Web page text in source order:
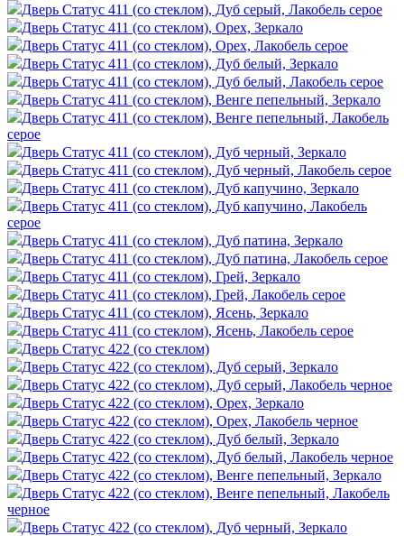
Дверь Статус 411 (со стеклом), Дуб серый, Лакобель серое
Дверь Статус 411 (со стеклом), Орех, Зеркало
Дверь Статус 411 (со стеклом), Орех, Лакобель серое
Дверь Статус 411 (со стеклом), Дуб белый, Зеркало
Дверь Статус 411 (со стеклом), Дуб белый, Лакобель серое
Дверь Статус 411 (со стеклом), Венге пепельный, Зеркало
Дверь Статус 411 (со стеклом), Венге пепельный, Лакобель
серое
Дверь Статус 411 (со стеклом), Дуб черный, Зеркало
Дверь Статус 411 (со стеклом), Дуб черный, Лакобель серое
Дверь Статус 411 (со стеклом), Дуб капучино, Зеркало
Дверь Статус 411 (со стеклом), Дуб капучино, Лакобель
серое
Дверь Статус 411 (со стеклом), Дуб патина, Зеркало
Дверь Статус 411 (со стеклом), Дуб патина, Лакобель серое
Дверь Статус 411 (со стеклом), Грей, Зеркало
Дверь Статус 411 (со стеклом), Грей, Лакобель серое
Дверь Статус 411 (со стеклом), Ясень, Зеркало
Дверь Статус 411 (со стеклом), Ясень, Лакобель серое
Дверь Статус 422 (со стеклом)
Дверь Статус 422 (со стеклом), Дуб серый, Зеркало
Дверь Статус 422 (со стеклом), Дуб серый, Лакобель черное
Дверь Статус 422 (со стеклом), Орех, Зеркало
Дверь Статус 422 (со стеклом), Орех, Лакобель черное
Дверь Статус 422 (со стеклом), Дуб белый, Зеркало
Дверь Статус 422 (со стеклом), Дуб белый, Лакобель черное
Дверь Статус 422 (со стеклом), Венге пепельный, Зеркало
Дверь Статус 422 (со стеклом), Венге пепельный, Лакобель
черное
Дверь Статус 422 (со стеклом), Дуб черный, Зеркало